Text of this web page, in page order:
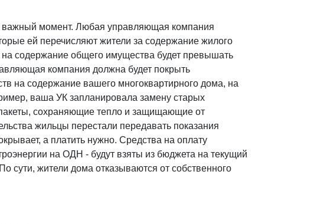
важный момент. Любая управляющая компания
ей перечисляют жители за содержание жилого
содержание общего имущества будет превышать
компания должна будет покрыть
на содержание вашего многоквартирного дома, на
ваша УК запланировала замену старых
сохраняющие тепло и защищающие от
жильцы перестали передавать показания
а платить нужно. Средства на оплату
на ОДН - будут взяты из бюджета на текущий
сути, жители дома отказываются от собственного